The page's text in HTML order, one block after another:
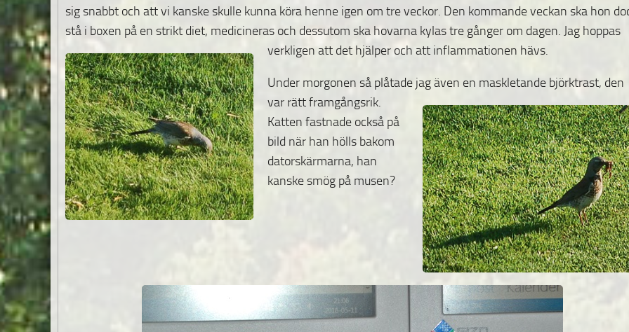
sig snabbt och att vi kanske skulle kunna köra henne igen om tre veckor. Den kommande veckan ska hon
stå i boxen på en strikt diet, medicineras och dessutom ska hovarna kylas tre gånger om dagen. Jag hoppas
verkligen att det hjälper och att inflammationen hävs.
Under morgonen så plåtade jag även en maskletande björktrast, den
var rätt framgångsrik.
Katten fastnade också på
bild när han hölls bakom
datorskärmarna, han
kanske smög på musen?